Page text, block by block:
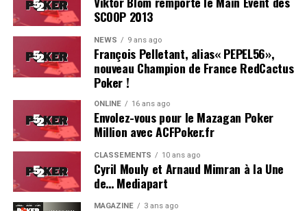
Résultats du Main Event :
Hugues Mazerolle (France) : 100.000 €
Jose Quintas (Portugal) : 74.000 €
Joao Pedro Ferreira (Portugal) : 52.000 €
Dylan Lauret (France) : 38.000 €
Hugo Soares (Portugal) : 28.000 €
Ivo Almeida (Portugal) : 21.390 €
Leo Philippe (France) : 16.000 €
SCOOP 2013
NEWS 9 ans ago
François Pelletant, alias« PEPEL56»,
nouveau Champion de France RedCactus
Poker !
ONLINE 16 ans ago
Envolez-vous pour le Mazagan Poker
Million avec ACFPoker.fr
CLASSEMENTS 10 ans ago
Cyril Mouly et Arnaud Mimran à la Une
de… Mediapart
MAGAZINE 3 ans ago